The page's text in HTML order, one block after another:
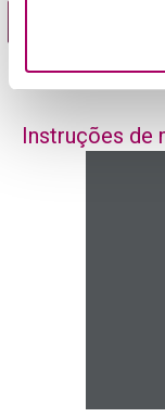
Manual de
Instruções de